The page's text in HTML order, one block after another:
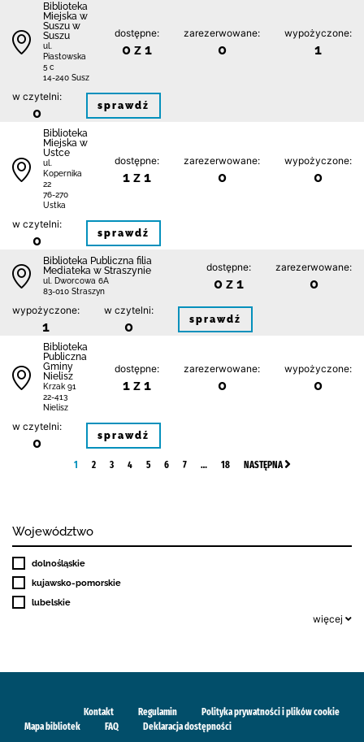
Biblioteka
Miejska w
Suszu w
Suszu
ul.
Piastowska
5 c
14-240 Susz
dostępne:
0 z 1
zarezerwowane:
0
wypożyczone:
1
w czytelni:
0 sprawdź
Biblioteka
Miejska w
Ustce
ul.
Kopernika
22
76-270
Ustka
dostępne:
1 z 1
zarezerwowane:
0
wypożyczone:
0
w czytelni:
0 sprawdź
Biblioteka Publiczna filia
Mediateka w Straszynie
ul. Dworcowa 6A
83-010 Straszyn
dostępne:
0 z 1
zarezerwowane:
0
wypożyczone:
1
w czytelni:
0 sprawdź
Biblioteka
Publiczna
Gminy
Nielisz
Krzak 91
22-413
Nielisz
dostępne:
1 z 1
zarezerwowane:
0
wypożyczone:
0
w czytelni:
0 sprawdź
1 2 3 4 5 6 7 … 18 NASTĘPNA
Województwo
dolnośląskie
kujawsko-pomorskie
lubelskie
więcej
Kontakt Regulamin
Polityka prywatności i plików cookie
Mapa bibliotek
FAQ Deklaracja dostępności